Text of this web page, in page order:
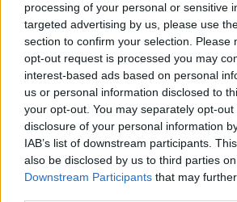
processing of your personal or sensitive
targeted advertising by us, please use
section to confirm your selection. Please
opt-out request is processed you may
interest-based ads based on personal
us or personal information disclosed to
your opt-out. You may separately opt-
disclosure of your personal information
IAB’s list of downstream participants.
also be disclosed by us to third parties
Downstream Participants that may
Uuden/muuttuvan yrityksen
uuden yrityksen perustamiseen
asioissa ja esim.
yrityskaupoissa ja -myynneissä,
muuttamisessa yms.
Lisätiedot: www.laskit.fi
Tilitoimiston